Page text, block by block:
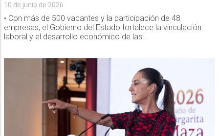
10 de junio de 2026
• Con más de 500 vacantes y la participación de 48
empresas, el Gobierno del Estado fortalece la vinculación
laboral y el desarrollo económico de las...